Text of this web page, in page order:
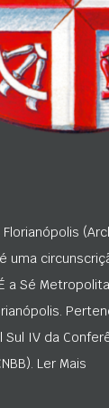
uma
a Sé
Sul IV da
Ler Mais